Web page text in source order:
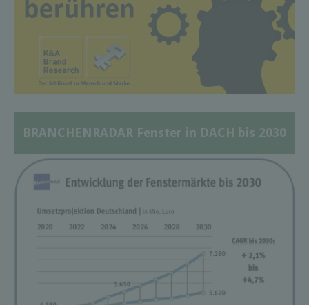
BRANCHENRADAR Fenster in DACH bis 2030